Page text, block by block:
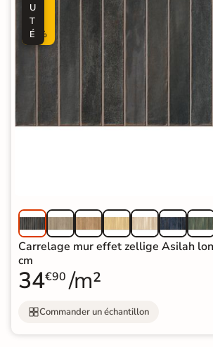
%
U
T
É
Carrelage mur effet zellige Asilah
cm
34€90 /m²
Commander un échantillon